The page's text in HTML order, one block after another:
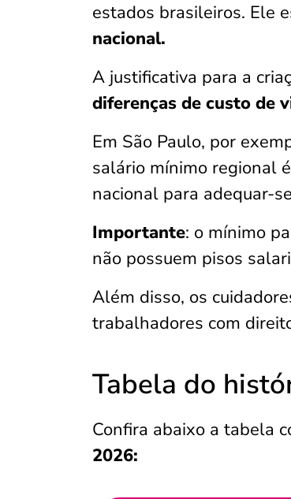
estados brasileiros. Ele
nacional.
A justificativa para a
diferenças de custo de
Em São Paulo, por
salário mínimo regional
nacional para adequar-
Importante: o mínimo
não possuem pisos
Além disso, os
trabalhadores com
Tabela do
Confira abaixo a tabela
2026: